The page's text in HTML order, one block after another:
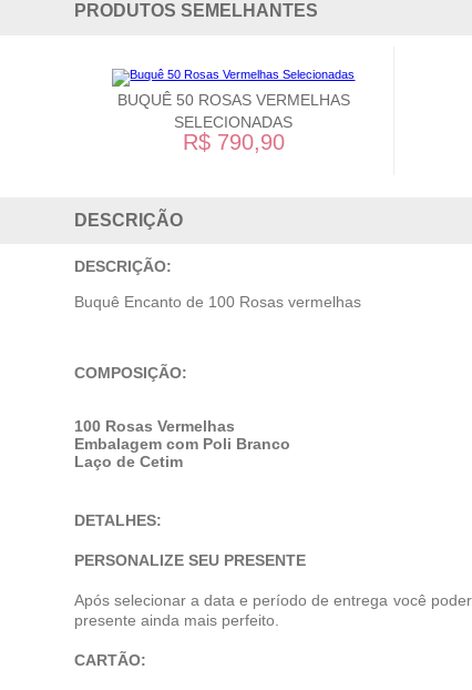
PRODUTOS SEMELHANTES
BUQUÊ 50 ROSAS VERMELHAS
SELECIONADAS
R$ 790,90
DESCRIÇÃO
DESCRIÇÃO:
Buquê Encanto de 100 Rosas vermelhas
COMPOSIÇÃO:
100 Rosas Vermelhas
Embalagem com Poli Branco
Laço de Cetim
DETALHES:
PERSONALIZE SEU PRESENTE
Após selecionar a data e período de entrega você
presente ainda mais perfeito.
CARTÃO: